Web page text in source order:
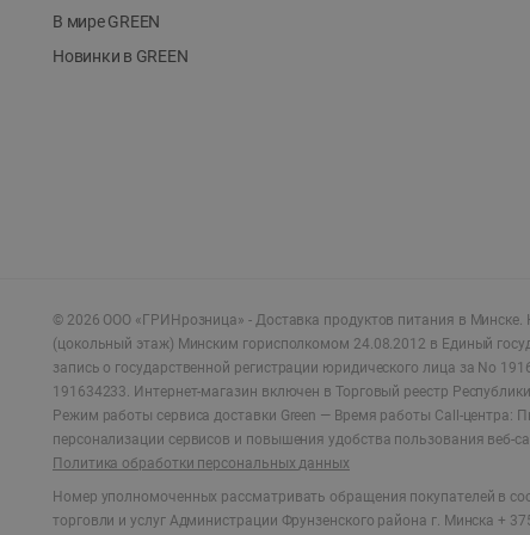
В мире GREEN
Новинки в GREEN
© 2026 ООО «ГРИНрозница» - Доставка продуктов питания в Минске.
(цокольный этаж) Минским горисполкомом 24.08.2012 в Единый
запись о государственной регистрации юридического лица за No
191634233. Интернет-магазин включен в Торговый реестр
Режим работы сервиса доставки Green — Время работы Call-центра:
персонализации сервисов и повышения удобства пользования веб-
Политика обработки персональных данных
Номер уполномоченных рассматривать обращения покупателей в
торговли и услуг Администрации Фрунзенского района г. Минска +